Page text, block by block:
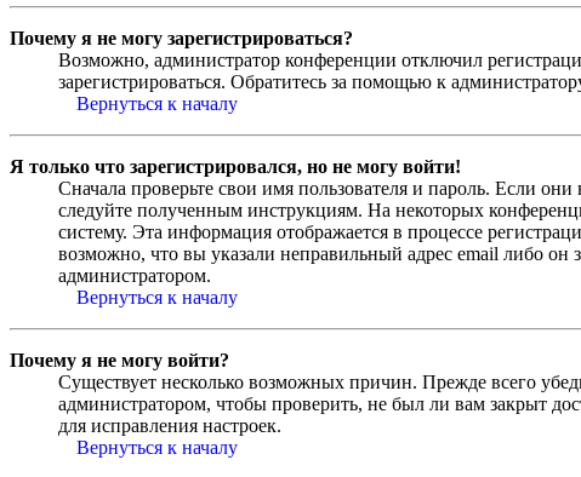
Почему я не могу зарегистрироваться?
Возможно, администратор конференции отключил
зарегистрироваться. Обратитесь за помощью к
Вернуться к началу
Я только что зарегистрировался, но не могу войти!
Сначала проверьте свои имя пользователя и пароль. Если
следуйте полученным инструкциям. На некоторых
систему. Эта информация отображается в процессе
возможно, что вы указали неправильный адрес email либо он
администратором.
Вернуться к началу
Почему я не могу войти?
Существует несколько возможных причин. Прежде всего
администратором, чтобы проверить, не был ли вам закрыт
для исправления настроек.
Вернуться к началу